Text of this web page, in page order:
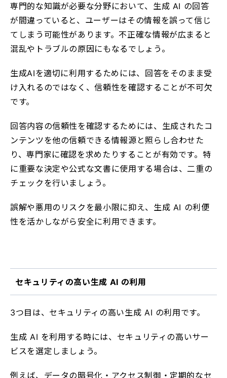
専門的な知識が必要な分野において、生成 AI の回答
が間違っていると、ユーザーはその情報を誤って信じ
てしまう可能性があります。不正確な情報が広まると
混乱やトラブルの原因にもなるでしょう。
生成AIを適切に利用するためには、回答をそのまま受
け入れるのではなく、信頼性を確認することが不可欠
です。
回答内容の信頼性を確認するためには、生成されたコ
ンテンツを他の信頼できる情報源と照らし合わせた
り、専門家に確認を求めたりすることが有効です。特
に重要な決定や公式な文書に使用する場合は、二重の
チェックを行いましょう。
誤解や悪用のリスクを最小限に抑え、生成 AI の利便
性を活かしながら安全に利用できます。
セキュリティの高い生成 AI の利用
3つ目は、セキュリティの高い生成 AI の利用です。
生成 AI を利用する時には、セキュリティの高いサー
ビスを選定しましょう。
例えば、データの暗号化・アクセス制御・定期的なセ